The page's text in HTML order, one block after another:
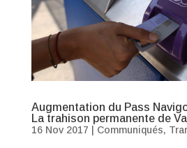
Augmentation du Pass
La trahison permanente de
16 Nov 2017 Communiqués,